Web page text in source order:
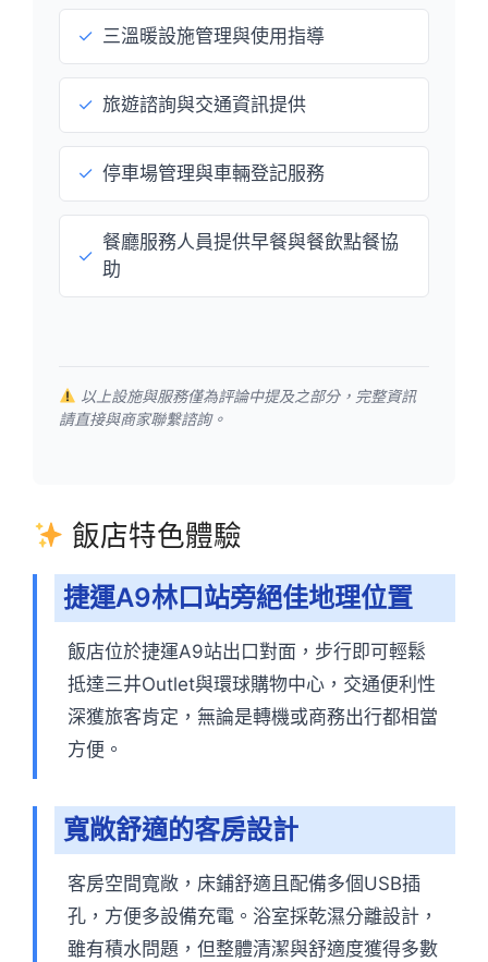
✓ 三溫暖設施管理與使用指導
✓ 旅遊諮詢與交通資訊提供
✓ 停車場管理與車輛登記服務
✓
餐廳服務人員提供早餐與餐飲點餐協
助
以上設施與服務僅為評論中提及之部分，完整資訊
請直接與商家聯繫諮詢。
飯店特色體驗
捷運A9林口站旁絕佳地理位置
飯店位於捷運A9站出口對面，步行即可輕鬆
抵達三井Outlet與環球購物中心，交通便利性
深獲旅客肯定，無論是轉機或商務出行都相當
方便。
寬敞舒適的客房設計
客房空間寬敞，床鋪舒適且配備多個USB插
孔，方便多設備充電。浴室採乾濕分離設計，
雖有積水問題，但整體清潔與舒適度獲得多數